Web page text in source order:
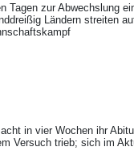
Tagen zur Abwechslung
Ländern streiten
in vier Wochen ihr
Versuch trieb; sich im